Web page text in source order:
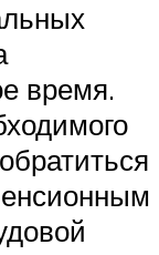
время.